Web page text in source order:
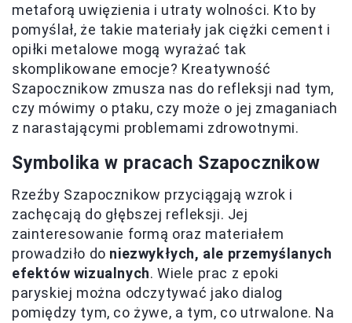
metaforą uwięzienia i utraty wolności. Kto by
pomyślał, że takie materiały jak ciężki cement i
opiłki metalowe mogą wyrażać tak
skomplikowane emocje? Kreatywność
Szapocznikow zmusza nas do refleksji nad tym,
czy mówimy o ptaku, czy może o jej zmaganiach
z narastającymi problemami zdrowotnymi.
Symbolika w pracach Szapocznikow
Rzeźby Szapocznikow przyciągają wzrok i
zachęcają do głębszej refleksji. Jej
zainteresowanie formą oraz materiałem
prowadziło do niezwykłych, ale przemyślanych
efektów wizualnych. Wiele prac z epoki
paryskiej można odczytywać jako dialog
pomiędzy tym, co żywe, a tym, co utrwalone. Na